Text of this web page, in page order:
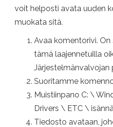
voit helposti avata uuden
muokata sitä.
Avaa komentorivi.
tämä laajennetuilla
Järjestelmänvalvojan
Suoritamme
Muistiinpano C: \
Drivers \ ETC \
Tiedosto avataan,